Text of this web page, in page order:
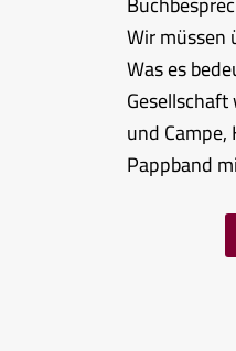
Wir müssen
Was es
und
Pappband